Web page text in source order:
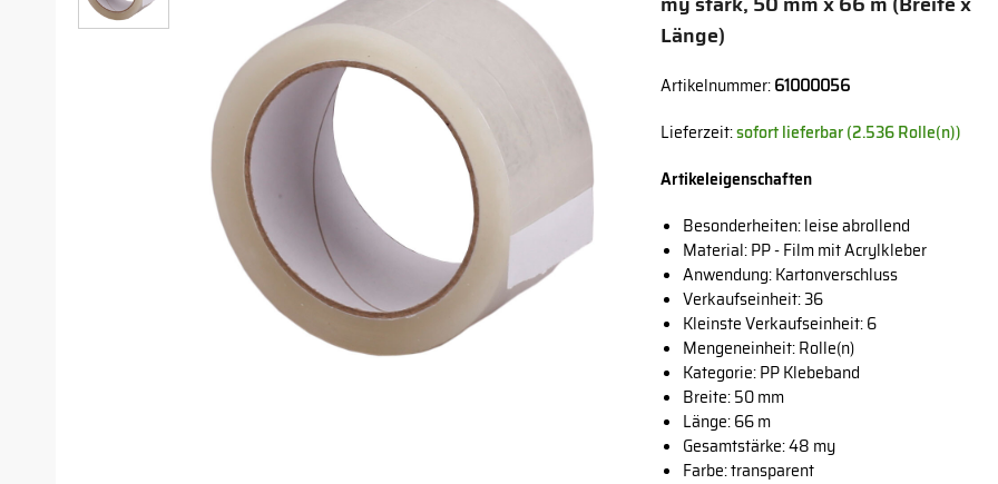
Länge)
Artikelnummer:61000056
Lieferzeit:sofort lieferbar (2.536 Rolle(n))
Artikeleigenschaften
Besonderheiten: leise abrollend
Material: PP - Film mit Acrylkleber
Anwendung: Kartonverschluss
Verkaufseinheit: 36
Kleinste Verkaufseinheit: 6
Mengeneinheit: Rolle(n)
Kategorie: PP Klebeband
Breite: 50 mm
Länge: 66 m
Gesamtstärke: 48 my
Farbe: transparent